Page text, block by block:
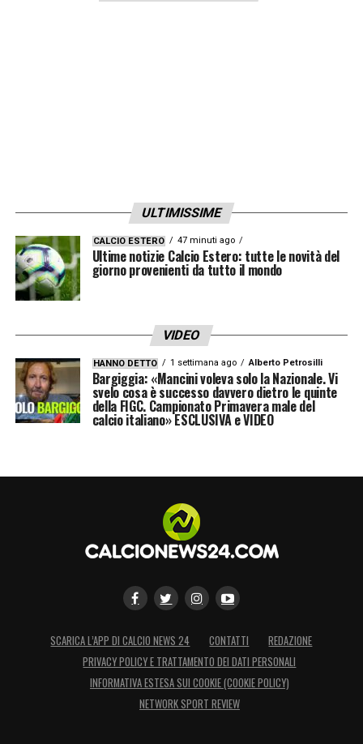
ULTIMISSIME
CALCIO ESTERO 47 minuti ago
Ultime notizie Calcio Estero: tutte le novità del
giorno provenienti da tutto il mondo
VIDEO
HANNO DETTO 1 settimana ago Alberto Petrosilli
Bargiggia: «Mancini voleva solo la Nazionale. Vi
svelo cosa è successo davvero dietro le quinte
della FIGC. Campionato Primavera male del
calcio italiano» ESCLUSIVA e VIDEO
SCARICA L’APP DI CALCIO NEWS 24 CONTATTI
REDAZIONE
PRIVACY POLICY E TRATTAMENTO DEI DATI PERSONALI
INFORMATIVA ESTESA SUI COOKIE (COOKIE POLICY)
NETWORK SPORT REVIEW